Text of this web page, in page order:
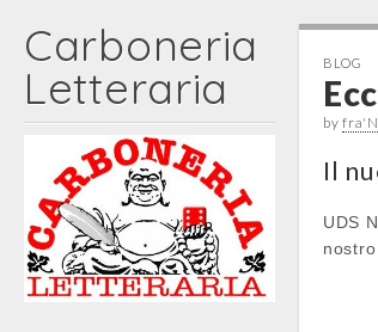
Carboneria
Letteraria
BLOG
by
Il
UDS